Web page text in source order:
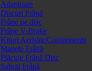
Adaptoare
Discuri Frână
Frâne pe disc
Frâne V-Brake
Kituri Aerisire/Componente
Manete Frână
Plăcuțe Frână Disc
Saboti Frână